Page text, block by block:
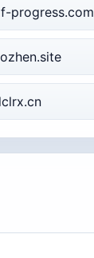
progress.com